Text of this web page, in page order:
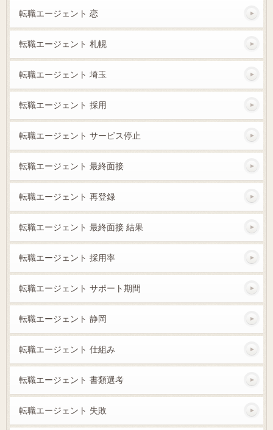
転職エージェント 恋
転職エージェント 札幌
転職エージェント 埼玉
転職エージェント 採用
転職エージェント サービス停止
転職エージェント 最終面接
転職エージェント 再登録
転職エージェント 最終面接 結果
転職エージェント 採用率
転職エージェント サポート期間
転職エージェント 静岡
転職エージェント 仕組み
転職エージェント 書類選考
転職エージェント 失敗